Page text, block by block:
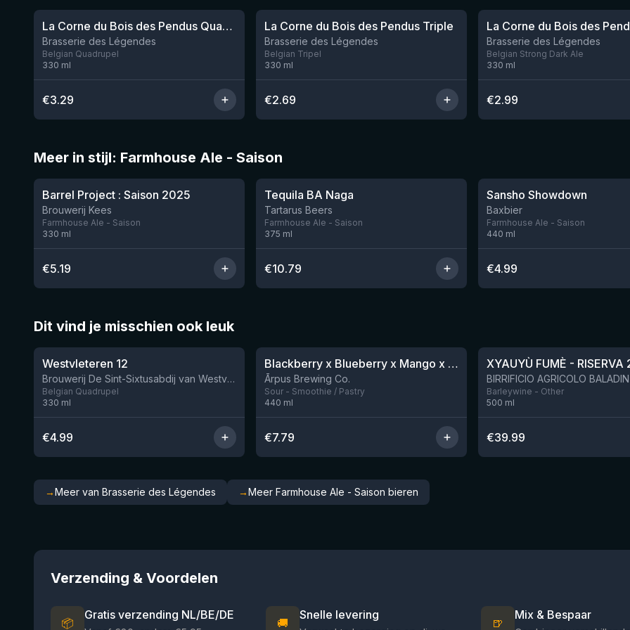
La Corne du Bois des Pendus Quadrupel
Brasserie des Légendes
Belgian Quadrupel
330 ml
€3.29
La Corne du Bois des Pendus Triple
Brasserie des Légendes
Belgian Tripel
330 ml
€2.69
La Corne du Bois des
Brasserie des Légendes
Belgian Strong Dark Ale
330 ml
€2.99
Meer in stijl: Farmhouse Ale - Saison
★4.01
Barrel Project : Saison 2025
Brouwerij Kees
Farmhouse Ale - Saison
330 ml
€5.19
★3.6
Tequila BA Naga
Tartarus Beers
Farmhouse Ale - Saison
375 ml
€10.79
Sansho Showdown
Baxbier
Farmhouse Ale - Saison
440 ml
€4.99
Dit vind je misschien ook leuk
★4.46
Westvleteren 12
Brouwerij De Sint-Sixtusabdij van Westvleteren
Belgian Quadrupel
330 ml
€4.99
Nog 9Blackberry x Blueberry x Mango x Pineapple x Peanut Butter Smoothie Sour Ale
Ārpus Brewing Co.
Sour - Smoothie / Pastry
440 ml
€7.79
XYAUYÙ FUMÈ - RISERVA
Barleywine - Other
500 ml
€39.99
→Meer van Brasserie des Légendes →Meer Farmhouse Ale - Saison bieren
Verzending & Voordelen
📦
Gratis verzending NL/BE/DE
🚚
Snelle levering
🍺
Mix & Bespaar